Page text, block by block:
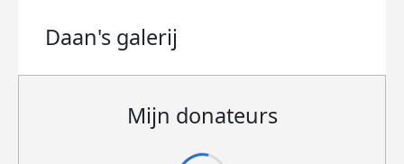
Daan's galerij
Mijn donateurs